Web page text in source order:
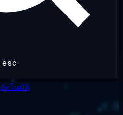
esc
อัตโนมัติ